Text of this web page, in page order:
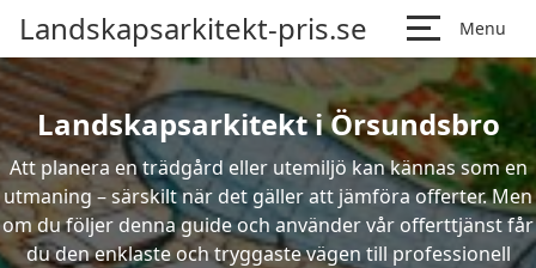
Landskapsarkitekt-pris.se Menu
Landskapsarkitekt i Örsundsbro
Att planera en trädgård eller utemiljö kan kännas som en
utmaning – särskilt när det gäller att jämföra offerter. Men
om du följer denna guide och använder vår offerttjänst får
du den enklaste och tryggaste vägen till professionell